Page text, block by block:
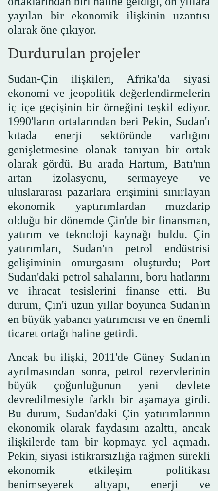
yayılan bir ekonomik ilişkinin uzantısı
olarak öne çıkıyor.
Durdurulan projeler
Sudan-Çin ilişkileri, Afrika'da siyasi
ekonomi ve jeopolitik değerlendirmelerin
iç içe geçişinin bir örneğini teşkil ediyor.
1990'ların ortalarından beri Pekin, Sudan'ı
kıtada enerji sektöründe varlığını
genişletmesine olanak tanıyan bir ortak
olarak gördü. Bu arada Hartum, Batı'nın
artan izolasyonu, sermayeye ve
uluslararası pazarlara erişimini sınırlayan
ekonomik yaptırımlardan muzdarip
olduğu bir dönemde Çin'de bir finansman,
yatırım ve teknoloji kaynağı buldu. Çin
yatırımları, Sudan'ın petrol endüstrisi
gelişiminin omurgasını oluşturdu; Port
Sudan'daki petrol sahalarını, boru hatlarını
ve ihracat tesislerini finanse etti. Bu
durum, Çin'i uzun yıllar boyunca Sudan'ın
en büyük yabancı yatırımcısı ve en önemli
ticaret ortağı haline getirdi.
Ancak bu ilişki, 2011'de Güney Sudan'ın
ayrılmasından sonra, petrol rezervlerinin
büyük çoğunluğunun yeni devlete
devredilmesiyle farklı bir aşamaya girdi.
Bu durum, Sudan'daki Çin yatırımlarının
ekonomik olarak faydasını azalttı, ancak
ilişkilerde tam bir kopmaya yol açmadı.
Pekin, siyasi istikrarsızlığa rağmen sürekli
ekonomik etkileşim politikası
benimseyerek altyapı, enerji ve